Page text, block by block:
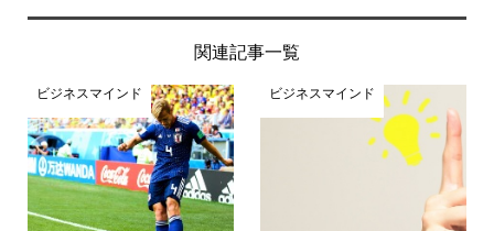
関連記事一覧
ビジネスマインド ビジネスマインド